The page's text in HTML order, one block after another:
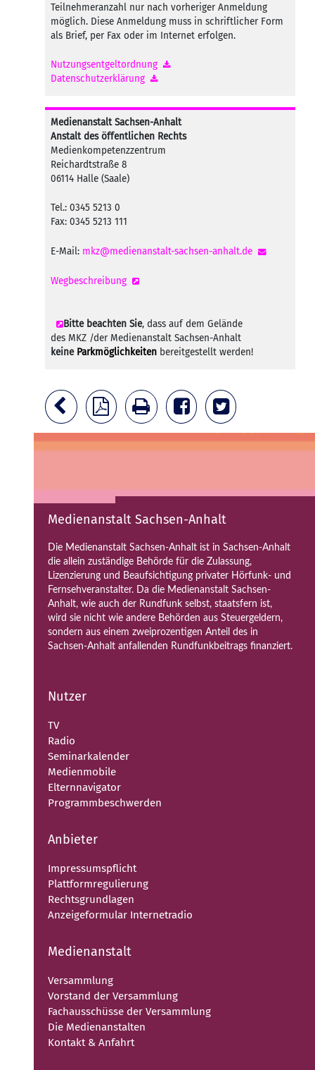
Teilnehmeranzahl nur nach vorheriger Anmeldung
möglich. Diese Anmeldung muss in schriftlicher Form
als Brief, per Fax oder im Internet erfolgen.
Nutzungsentgeltordnung
Datenschutzerklärung
Medienanstalt Sachsen-Anhalt
Anstalt des öffentlichen Rechts
Medienkompetenzzentrum
Reichardtstraße 8
06114 Halle (Saale)
Tel.: 0345 5213 0
Fax: 0345 5213 111
E-Mail: mkz@medienanstalt-sachsen-anhalt.de
Wegbeschreibung
Bitte beachten Sie, dass auf dem Gelände
des MKZ /der Medienanstalt Sachsen-Anhalt
keine Parkmöglichkeiten bereitgestellt werden!
Medienanstalt Sachsen-Anhalt
Die Medienanstalt Sachsen-Anhalt ist in Sachsen-Anhalt
die allein zuständige Behörde für die Zulassung,
Lizenzierung und Beaufsichtigung privater Hörfunk- und
Fernsehveranstalter. Da die Medienanstalt Sachsen-
Anhalt, wie auch der Rundfunk selbst, staatsfern ist,
wird sie nicht wie andere Behörden aus Steuergeldern,
sondern aus einem zweiprozentigen Anteil des in
Sachsen-Anhalt anfallenden Rundfunkbeitrags finanziert.
Nutzer
TV
Radio
Seminarkalender
Medienmobile
Elternnavigator
Programmbeschwerden
Anbieter
Impressumspflicht
Plattformregulierung
Rechtsgrundlagen
Anzeigeformular Internetradio
Medienanstalt
Versammlung
Vorstand der Versammlung
Fachausschüsse der Versammlung
Die Medienanstalten
Kontakt & Anfahrt